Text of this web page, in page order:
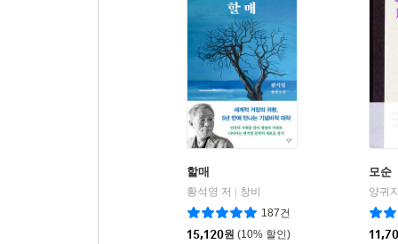
할매
황석영 저
창비
187건
15,120원 (10% 할인)
모순
양귀